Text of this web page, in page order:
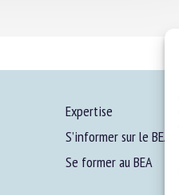
Expertise
S’informer sur le BEA
Se former au BEA